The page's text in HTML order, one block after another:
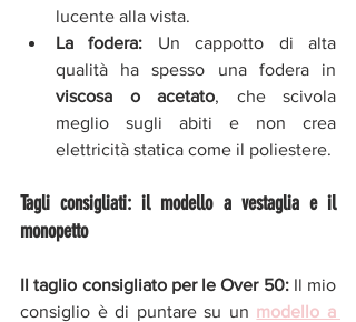
lucente alla vista.
La fodera: Un cappotto di alta
viscosa o acetato, che scivola
meglio sugli abiti e non crea
elettricità statica come il poliestere.
Tagli consigliati: il modello a vestaglia e il
monopetto
Il taglio consigliato per le Over 50: Il mio
consiglio è di puntare su un modello a